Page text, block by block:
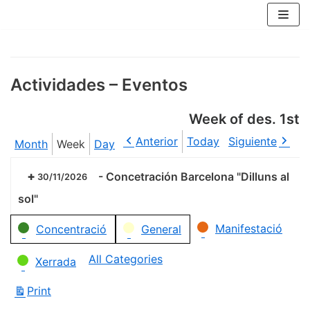
Actividades – Eventos
Week of des. 1st
Month Week Day Anterior Today Siguiente
30/11/2026 - Concetración Barcelona "Dilluns al
sol"
Categories
Concentració General Manifestació
Xerrada All Categories
Print